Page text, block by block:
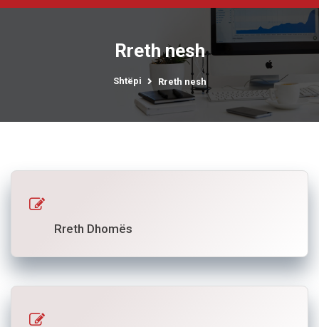
Rreth nesh
Shtëpi Rreth nesh
Rreth Dhomës